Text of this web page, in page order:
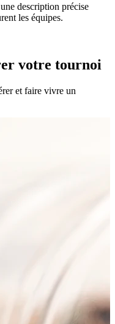
description précise
les équipes.
votre tournoi
et faire vivre un